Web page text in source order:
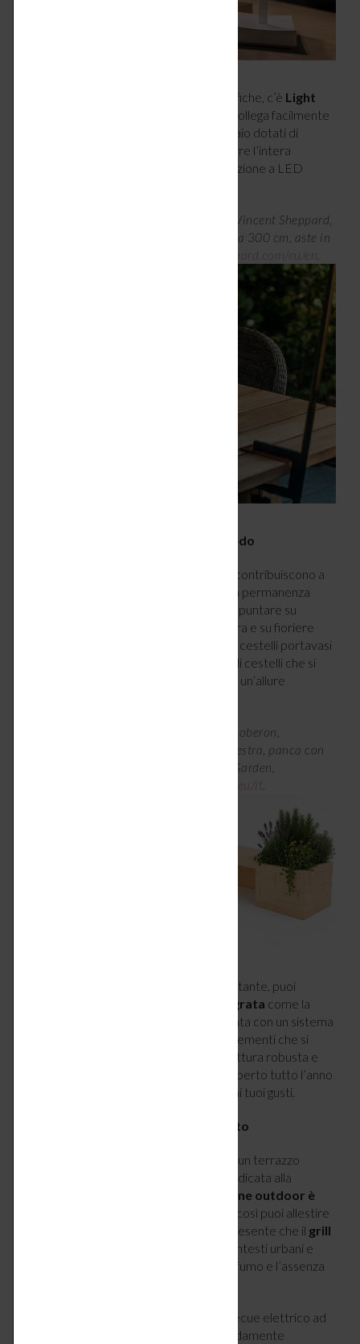
Tra le ghirlande per esterno più scenografiche, c’è Light
, che si collega facilmente
al piano del tavolo grazie a 2 alberi in acciaio dotati di
morsetto. Così la catena luminosa percorre l’intera
lunghezza del tavolo, fornendo un’illuminazione a LED
Ghirlanda Light My Table con ancoraggi, Vincent Sheppard,
design Studiomie, adatta a tavoli da 200 a 300 cm, aste in
vincentsheppard.com/eu/en
5 – Usa il verde come elemento d’arredo
Le piante non sono soltanto decorative: contribuiscono a
creare privacy e rendono più piacevole la permanenza
all’aperto. Se disponi di poco spazio, puoi puntare su
giardini verticali, sui classici vasi da ringhiera e su fioriere
sospese, come il supporto da parete con cestelli portavasi
. In ferro, con tris di cestelli che si
possono anche staccare dal supporto, ha un’allure
A sinistra, fioriera da parete Hemente di Loberon,
. A destra, panca con
fioriera integrata Brick Premium di Grid Garden,
gridgarden.eu/it
Se il tuo terrazzo ha una metratura importante, puoi
panca con fioriera integrata come la
, realizzata con un sistema
modulare in larice europeo formato da elementi che si
uniscono con connettori a scatto. La struttura robusta e
multifunzione sopporta l’esposizione all’aperto tutto l’anno
e puoi abbellirla con cuscini e teli in base ai tuoi gusti.
6 – Attrezza un angolo cucina all’aperto
È tempo di outdoor cooking! Se possiedi un terrazzo
spazioso, puoi creare una piccola area dedicata alla
Il bello delle cucine outdoor è
, così puoi allestire
un angolo cucina su misura per te. Tieni presente che il grill
è particolarmente adatto in contesti urbani e
condominiali per la ridotta produzione di fumo e l’assenza
il barbecue elettrico ad
alte prestazioni con stand: raggiunge rapidamente